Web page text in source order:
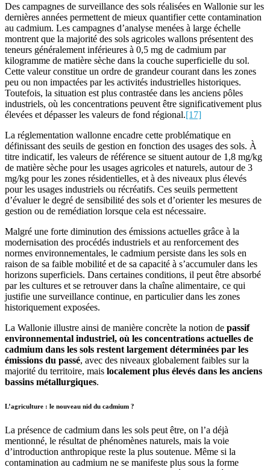
Des campagnes de surveillance des sols réalisées en Wallonie sur les
dernières années permettent de mieux quantifier cette contamination
au cadmium. Les campagnes d’analyse menées à large échelle
montrent que la majorité des sols agricoles wallons présentent des
teneurs généralement inférieures à 0,5 mg de cadmium par
kilogramme de matière sèche dans la couche superficielle du sol.
Cette valeur constitue un ordre de grandeur courant dans les zones
peu ou non impactées par les activités industrielles historiques.
Toutefois, la situation est plus contrastée dans les anciens pôles
industriels, où les concentrations peuvent être significativement plus
élevées et dépasser les valeurs de fond régional.[17]
La réglementation wallonne encadre cette problématique en
définissant des seuils de gestion en fonction des usages des sols. À
titre indicatif, les valeurs de référence se situent autour de 1,8 mg/kg
de matière sèche pour les usages agricoles et naturels, autour de 3
mg/kg pour les zones résidentielles, et à des niveaux plus élevés
pour les usages industriels ou récréatifs. Ces seuils permettent
d’évaluer le degré de sensibilité des sols et d’orienter les mesures de
gestion ou de remédiation lorsque cela est nécessaire.
Malgré une forte diminution des émissions actuelles grâce à la
modernisation des procédés industriels et au renforcement des
normes environnementales, le cadmium persiste dans les sols en
raison de sa faible mobilité et de sa capacité à s’accumuler dans les
horizons superficiels. Dans certaines conditions, il peut être absorbé
par les cultures et se retrouver dans la chaîne alimentaire, ce qui
justifie une surveillance continue, en particulier dans les zones
historiquement exposées.
La Wallonie illustre ainsi de manière concrète la notion de passif
environnemental industriel, où les concentrations actuelles de
cadmium dans les sols restent largement déterminées par les
émissions du passé, avec des niveaux globalement faibles sur la
majorité du territoire, mais localement plus élevés dans les anciens
bassins métallurgiques.
L’agriculture : le nouveau nid du cadmium ?
La présence de cadmium dans les sols peut être, on l’a déjà
mentionné, le résultat de phénomènes naturels, mais la voie
d’introduction anthropique reste la plus soutenue. Même si la
contamination au cadmium ne se manifeste plus sous la forme